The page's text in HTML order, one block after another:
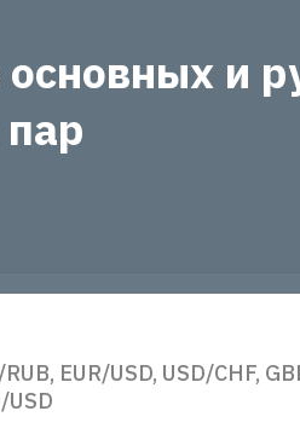
основных и
EUR/USD, USD/CHF,
USD